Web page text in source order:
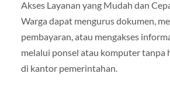
Akses Layanan yang Mudah dan
Warga dapat mengurus dokumen,
pembayaran, atau mengakses
melalui ponsel atau komputer tanpa
di kantor pemerintahan.